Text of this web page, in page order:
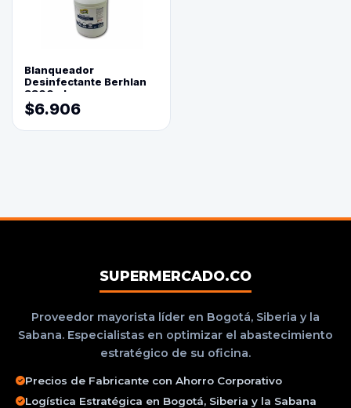
Blanqueador
Desinfectante Berhlan
3800ml
$6.906
SUPERMERCADO.CO
Proveedor mayorista líder en Bogotá, Siberia y la
Sabana. Especialistas en optimizar el abastecimiento
estratégico de su oficina.
Precios de Fabricante con Ahorro Corporativo
Logística Estratégica en Bogotá, Siberia y la Sabana